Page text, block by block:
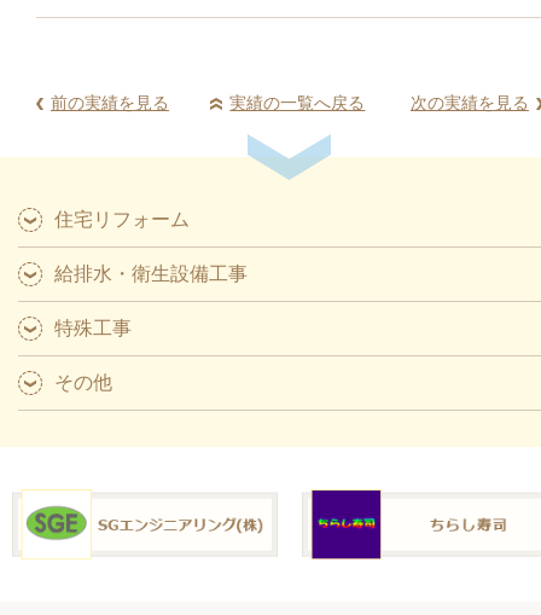
前の実績を見る 実績の一覧へ戻る 次の実績を見る
住宅リフォーム
給排水・衛生設備工事
特殊工事
その他